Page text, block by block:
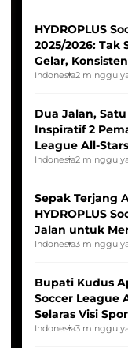
HYDROPLUS
2025/2026: Tak
Gelar,
Indonesia2 minggu
Dua Jalan,
Inspiratif 2
League All-
Seleksi Timnas
Indonesia2 minggu
Sepak Terjang
HYDROPLUS
Jalan untuk
Indonesia Putri
Indonesia3 minggu
Bupati Kudus
Soccer League
Selaras Visi
Indonesia3 minggu